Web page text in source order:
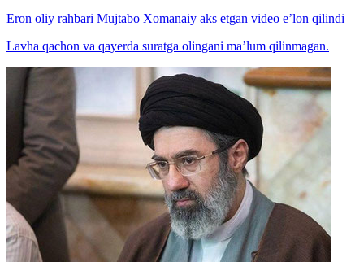
Eron oliy rahbari Mujtabo Xomanaiy aks etgan video e’lon qilindi
Lavha qachon va qayerda suratga olingani ma’lum qilinmagan.